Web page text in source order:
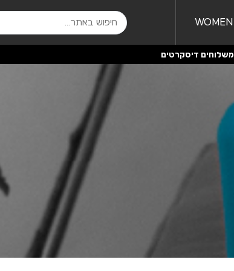
WOMEN
משלוחים דיסקרטים